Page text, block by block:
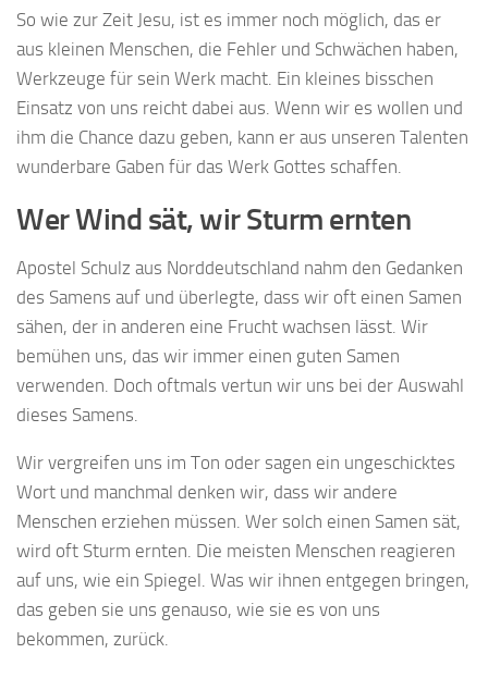
So wie zur Zeit Jesu, ist es immer noch möglich, das er
aus kleinen Menschen, die Fehler und Schwächen haben,
Werkzeuge für sein Werk macht. Ein kleines bisschen
Einsatz von uns reicht dabei aus. Wenn wir es wollen und
ihm die Chance dazu geben, kann er aus unseren Talenten
wunderbare Gaben für das Werk Gottes schaffen.
Wer Wind sät, wir Sturm ernten
Apostel Schulz aus Norddeutschland nahm den Gedanken
des Samens auf und überlegte, dass wir oft einen Samen
sähen, der in anderen eine Frucht wachsen lässt. Wir
bemühen uns, das wir immer einen guten Samen
verwenden. Doch oftmals vertun wir uns bei der Auswahl
dieses Samens.
Wir vergreifen uns im Ton oder sagen ein ungeschicktes
Wort und manchmal denken wir, dass wir andere
Menschen erziehen müssen. Wer solch einen Samen sät,
wird oft Sturm ernten. Die meisten Menschen reagieren
auf uns, wie ein Spiegel. Was wir ihnen entgegen bringen,
das geben sie uns genauso, wie sie es von uns
bekommen, zurück.